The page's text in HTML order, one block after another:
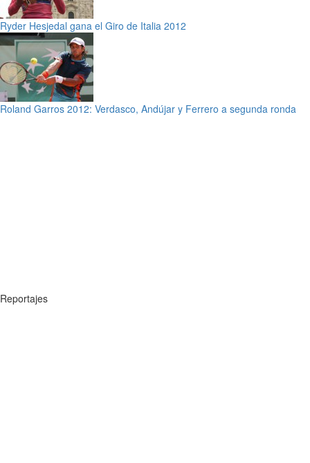
Ryder Hesjedal gana el Giro de Italia 2012
Roland Garros 2012: Verdasco, Andújar y Ferrero a segunda ronda
Reportajes